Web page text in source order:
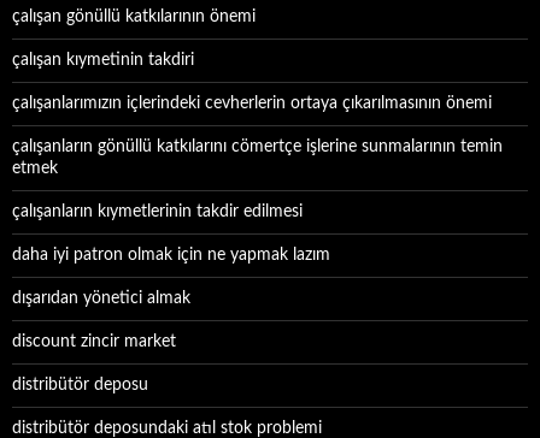
çalışan gönüllü katkılarının önemi
çalışan kıymetinin takdiri
çalışanlarımızın içlerindeki cevherlerin ortaya çıkarılmasının önemi
çalışanların gönüllü katkılarını cömertçe işlerine sunmalarının temin
etmek
çalışanların kıymetlerinin takdir edilmesi
daha iyi patron olmak için ne yapmak lazım
dışarıdan yönetici almak
discount zincir market
distribütör deposu
distribütör deposundaki atıl stok problemi